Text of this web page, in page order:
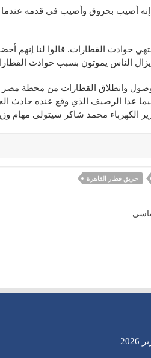
أصيب بحروق وأصيب في قدمه
حوادث القطارات. قالوا لنا إنهم
الناس يموتون بسبب حوادث
وانطلاق القطارات من محطة مصر
عدا الرصيف الذي وقع عنده حادث
الكهرباء محمد شاكر سيتولى مهام
حريق قطار القاهرة